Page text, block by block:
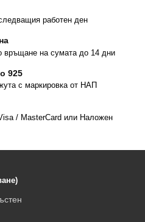
работен ден
връщане на сумата до 14 дни
925
с маркировка от НАП
/ MasterCard или Наложен